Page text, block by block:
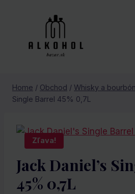
Home / Obchod / Whisky a
Single Barrel 45% 0,7L
Zľava!
Jack Daniel’s
45% 0,7L